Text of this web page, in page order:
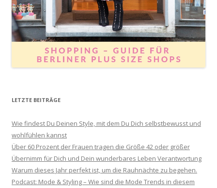
LETZTE BEITRÄGE
Wie findest Du Deinen Style, mit dem Du Dich selbstbewusst und
wohlfühlen kannst
Über 60 Prozent der Frauen tragen die Größe 42 oder größer
Übernimm für Dich und Dein wunderbares Leben Verantwortung
Warum dieses Jahr perfekt ist, um die Rauhnächte zu begehen.
Podcast: Mode & Styling – Wie sind die Mode Trends in diesem